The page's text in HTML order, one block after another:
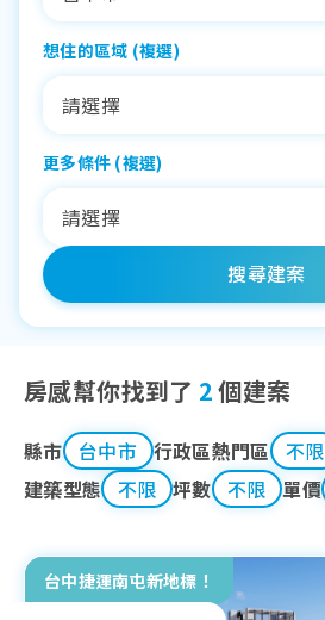
想住的區域 (複選)
請選擇
更多條件 (複選)
請選擇
搜尋建案
房感幫你找到了 2個建案
縣市 台中市 行政區熱門區 不限
建築型態 不限 坪數 不限 單價
台中捷運南屯新地標！